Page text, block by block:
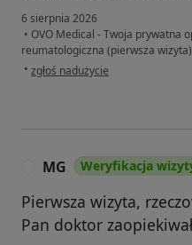
6 sierpnia 2026
• OVO Medical - Twoja prywatna
reumatologiczna (pierwsza wizyta)
• w opinii użytkownika DW
zgłoś nadużycie
MG Weryfikacja
Pierwsza wizyta,
Pan doktor